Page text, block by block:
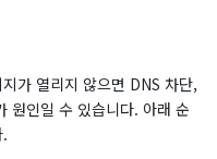
가 열리지 않으면 DNS 차단,
원인일 수 있습니다. 아래 순